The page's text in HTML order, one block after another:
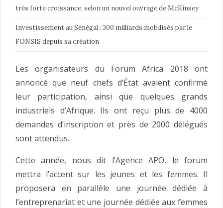
très forte croissance, selon un nouvel ouvrage de McKinsey
Investissement au Sénégal : 300 milliards mobilisés par le
FONSIS depuis sa création
Les organisateurs du Forum Africa 2018 ont
annoncé que neuf chefs d’État avaient confirmé
leur participation, ainsi que quelques grands
industriels d’Afrique. Ils ont reçu plus de 4000
demandes d’inscription et près de 2000 délégués
sont attendus.
Cette année, nous dit l’Agence APO, le forum
mettra l’accent sur les jeunes et les femmes. Il
proposera en parallèle une journée dédiée à
l’entreprenariat et une journée dédiée aux femmes